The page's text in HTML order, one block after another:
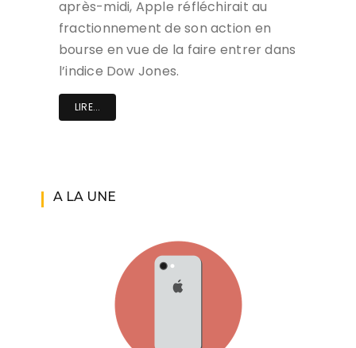
après-midi, Apple réfléchirait au
fractionnement de son action en
bourse en vue de la faire entrer dans
l’indice Dow Jones.
LIRE...
A LA UNE